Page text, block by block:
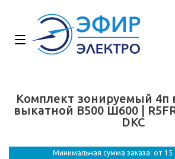
Комплект зонируемый 4п
выкатной В500 Ш600 |
DKC
Минимальная сумма заказа: от 15